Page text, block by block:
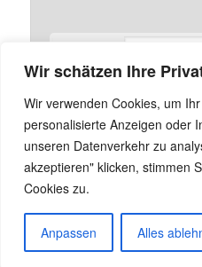
Wir schätzen Ihre
Wir verwenden Cookies, um
personalisierte Anzeigen oder
unseren Datenverkehr zu
akzeptieren" klicken, stimmen
Cookies zu.
Anpassen Alles
Name, E-Mail-Adresse
für meinen nächsten